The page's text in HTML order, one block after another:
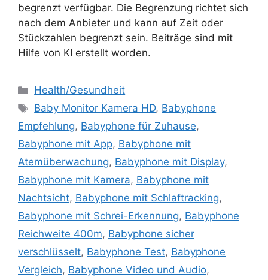
begrenzt verfügbar. Die Begrenzung richtet sich
nach dem Anbieter und kann auf Zeit oder
Stückzahlen begrenzt sein. Beiträge sind mit
Hilfe von KI erstellt worden.
Kategorien
Health/Gesundheit
Schlagwörter
Baby Monitor Kamera HD, Babyphone
Empfehlung, Babyphone für Zuhause,
Babyphone mit App, Babyphone mit
Atemüberwachung, Babyphone mit Display,
Babyphone mit Kamera, Babyphone mit
Nachtsicht, Babyphone mit Schlaftracking,
Babyphone mit Schrei-Erkennung, Babyphone
Reichweite 400m, Babyphone sicher
verschlüsselt, Babyphone Test, Babyphone
Vergleich, Babyphone Video und Audio,